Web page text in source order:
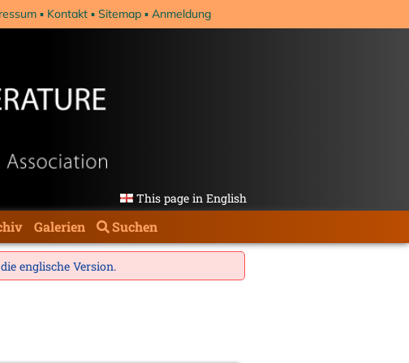
Kontakt Sitemap Anmeldung
This page in English
Galerien Suchen
englische Version.